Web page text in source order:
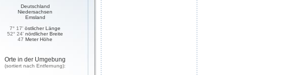
Deutschland
Niedersachsen
Emsland
7° 17' östlicher Länge
52° 24' nördlicher Breite
47 Meter Höhe
Orte in der Umgebung
(sortiert nach Entfernung):